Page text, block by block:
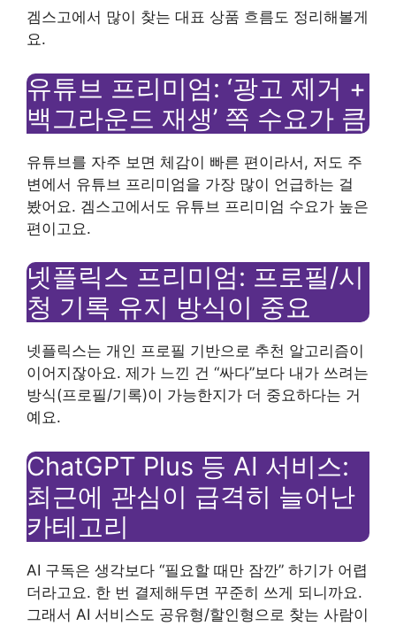
겜스고에서 많이 찾는 대표 상품 흐름도 정리해볼게
요.
유튜브 프리미엄: ‘광고 제거 +
백그라운드 재생’ 쪽 수요가 큼
유튜브를 자주 보면 체감이 빠른 편이라서, 저도 주
변에서 유튜브 프리미엄을 가장 많이 언급하는 걸
봤어요. 겜스고에서도 유튜브 프리미엄 수요가 높은
편이고요.
넷플릭스 프리미엄: 프로필/시
청 기록 유지 방식이 중요
넷플릭스는 개인 프로필 기반으로 추천 알고리즘이
이어지잖아요. 제가 느낀 건 “싸다”보다 내가 쓰려는
방식(프로필/기록)이 가능한지가 더 중요하다는 거
예요.
ChatGPT Plus 등 AI 서비스:
최근에 관심이 급격히 늘어난
카테고리
AI 구독은 생각보다 “필요할 때만 잠깐” 하기가 어렵
더라고요. 한 번 결제해두면 꾸준히 쓰게 되니까요.
그래서 AI 서비스도 공유형/할인형으로 찾는 사람이